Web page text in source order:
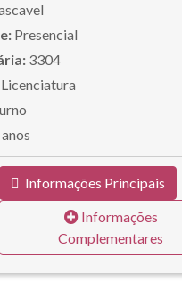
Presencial
3304
Licenciatura
Informações Principais
Informações
Complementares